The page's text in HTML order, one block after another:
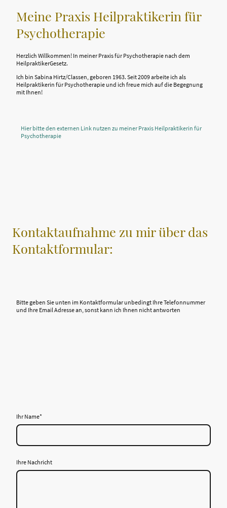
Meine Praxis Heilpraktikerin für
Psychotherapie
Herzlich Willkommen! In meiner Praxis für Psychotherapie nach dem
HeilpraktikerGesetz.
Ich bin Sabina Hirtz/Classen, geboren 1963. Seit 2009 arbeite ich als
Heilpraktikerin für Psychotherapie und ich freue mich auf die Begegnung
mit Ihnen!
Hier bitte den externen Link nutzen zu meiner Praxis Heilpraktikerin für
Psychotherapie
Kontaktaufnahme zu mir über das
Kontaktformular:
Bitte geben Sie unten im Kontaktformular unbedingt Ihre Telefonnummer
und Ihre Email Adresse an, sonst kann ich Ihnen nicht antworten
Ihr Name*
Ihre Nachricht